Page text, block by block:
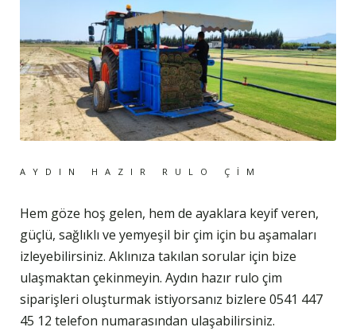
AYDIN HAZIR RULO ÇIM
Hem göze hoş gelen, hem de ayaklara keyif veren,
güçlü, sağlıklı ve yemyeşil bir çim için bu aşamaları
izleyebilirsiniz. Aklınıza takılan sorular için bize
ulaşmaktan çekinmeyin. Aydın hazır rulo çim
siparişleri oluşturmak istiyorsanız bizlere 0541 447
45 12 telefon numarasından ulaşabilirsiniz.